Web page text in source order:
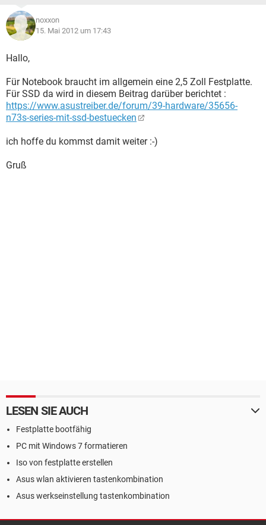
noxxon
15. Mai 2012 um 17:43
Hallo,
Für Notebook braucht im allgemein eine 2,5 Zoll Festplatte.
Für SSD da wird in diesem Beitrag darüber berichtet :
https://www.asustreiber.de/forum/39-hardware/35656-
n73s-series-mit-ssd-bestuecken
ich hoffe du kommst damit weiter :-)
Gruß
LESEN SIE AUCH
Festplatte bootfähig
PC mit Windows 7 formatieren
Iso von festplatte erstellen
Asus wlan aktivieren tastenkombination
Asus werkseinstellung tastenkombination